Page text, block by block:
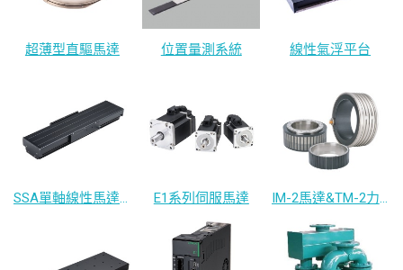
超薄型直驅馬達 位置量測系統 線性氣浮平台
SSA單軸線性馬達定位平台 E1系列伺服馬達 IM-2馬達&TM-2力矩馬達